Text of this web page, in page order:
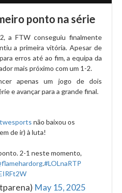
ponto na série
a FTW conseguiu finalmente
a primeira vitória. Apesar de
erros até ao fim, a equipa da
mais próximo com um 1-2.
apenas um jogo de dois
e avançar para a grande final.
não baixou os
de ir) à luta!
2-1 neste momento,
.#LOLnaRTP
May 15, 2025